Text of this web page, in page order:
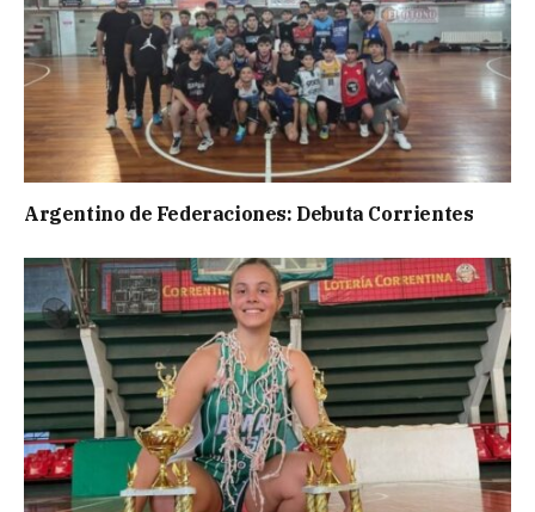
Argentino de Federaciones: Debuta Corrientes